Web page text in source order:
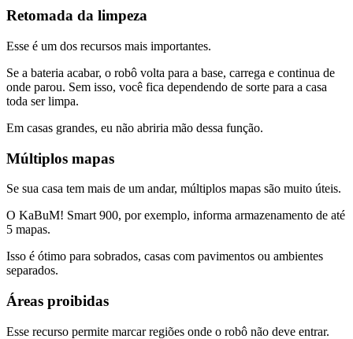
Retomada da limpeza
Esse é um dos recursos mais importantes.
Se a bateria acabar, o robô volta para a base, carrega e continua de
onde parou. Sem isso, você fica dependendo de sorte para a casa
toda ser limpa.
Em casas grandes, eu não abriria mão dessa função.
Múltiplos mapas
Se sua casa tem mais de um andar, múltiplos mapas são muito úteis.
O KaBuM! Smart 900, por exemplo, informa armazenamento de até
5 mapas.
Isso é ótimo para sobrados, casas com pavimentos ou ambientes
separados.
Áreas proibidas
Esse recurso permite marcar regiões onde o robô não deve entrar.